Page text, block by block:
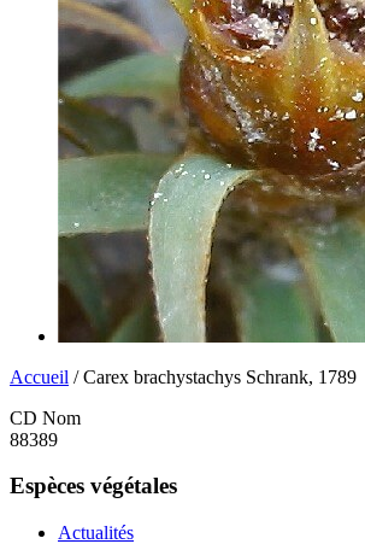
Accueil / Carex brachystachys Schrank, 1789
CD Nom
88389
Espèces végétales
Actualités